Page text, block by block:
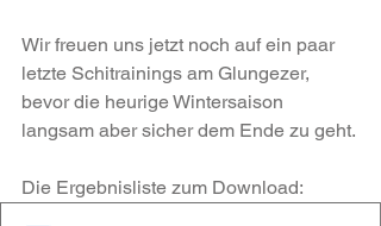
Wir freuen uns jetzt noch auf ein paar
letzte Schitrainings am Glungezer,
bevor die heurige Wintersaison
langsam aber sicher dem Ende zu geht.
Die Ergebnisliste zum Download: